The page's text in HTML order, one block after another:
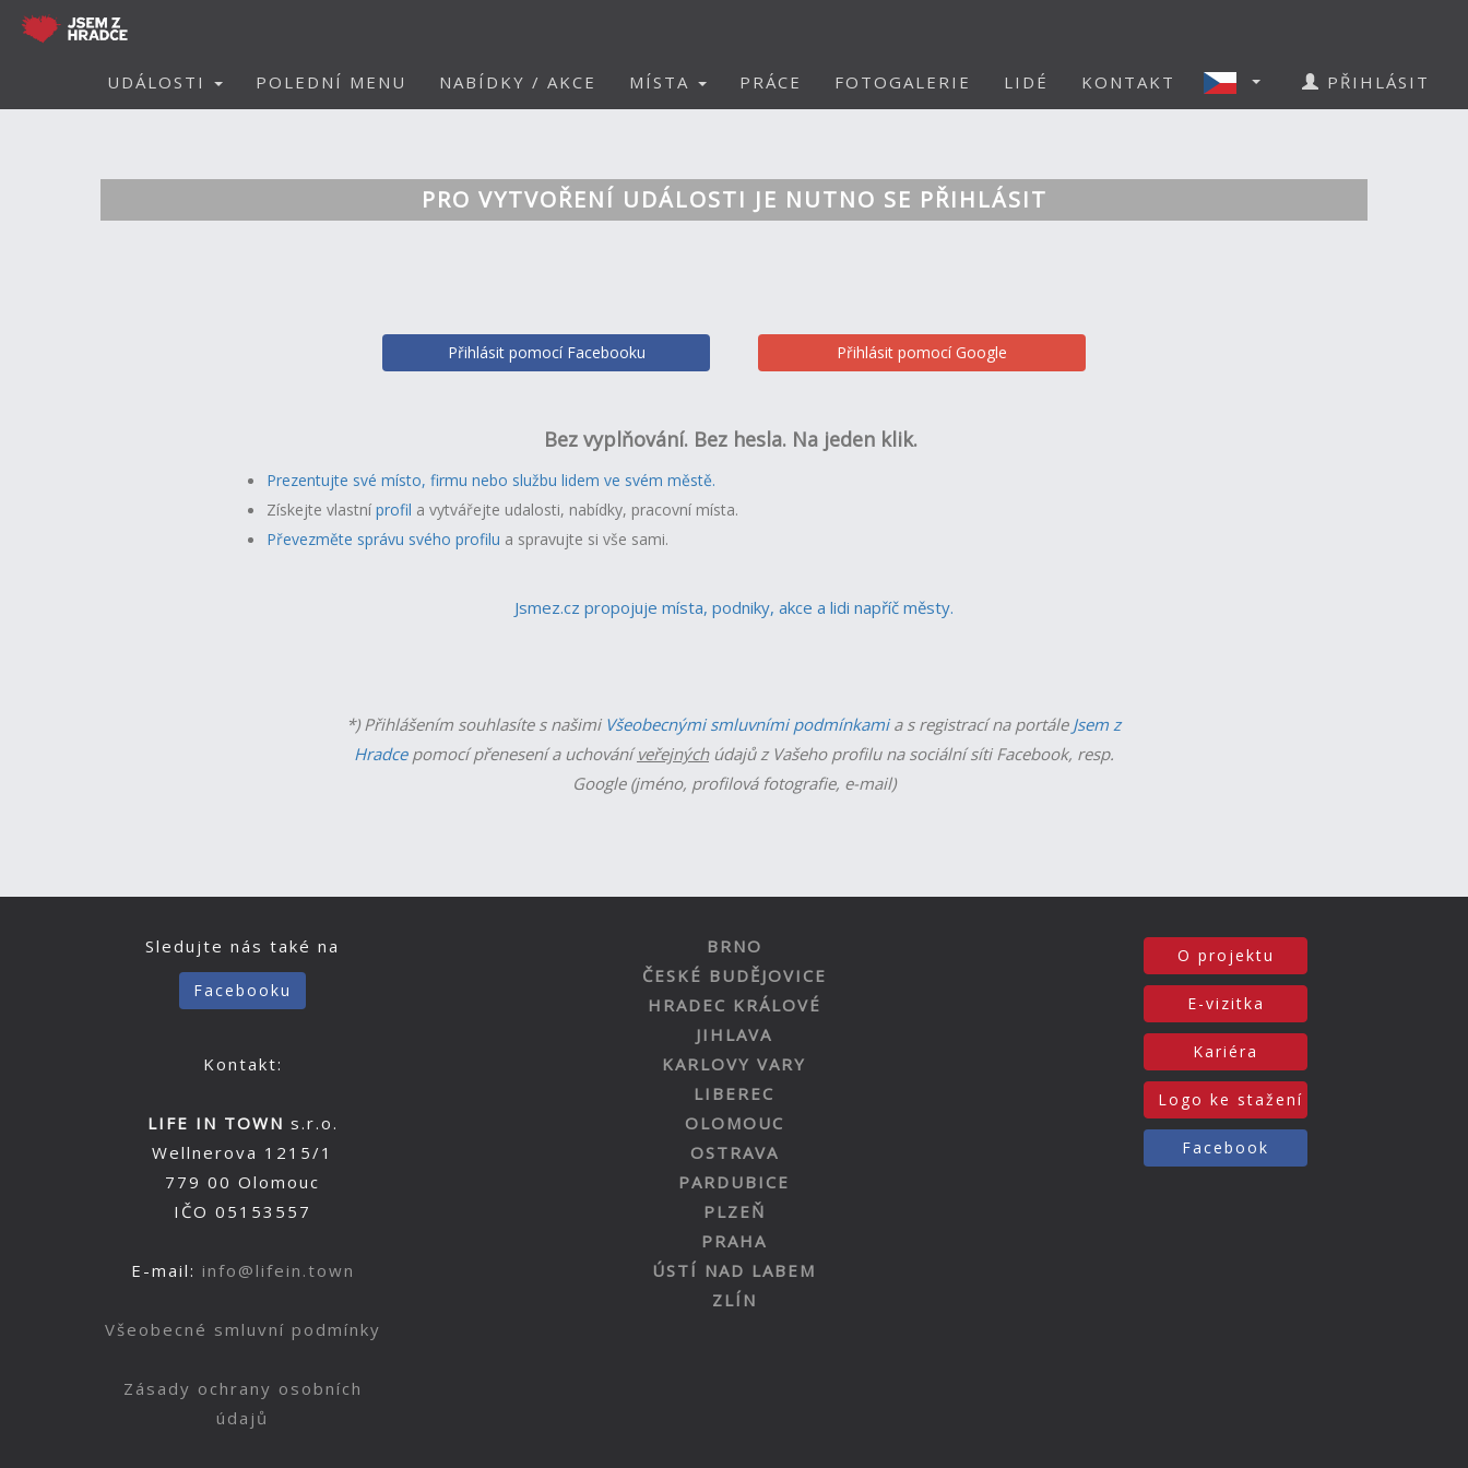
UDÁLOSTI POLEDNÍ MENU NABÍDKY / AKCE MÍSTA PRÁCE FOTOGALERIE LIDÉ KONTAKT PŘIHLÁSIT
PRO VYTVOŘENÍ UDÁLOSTI JE NUTNO SE PŘIHLÁSIT
Přihlásit pomocí Facebooku Přihlásit pomocí Google
Bez vyplňování. Bez hesla. Na jeden klik.
Prezentujte své místo, firmu nebo službu lidem ve svém městě.
Získejte vlastní profil a vytvářejte udalosti, nabídky, pracovní místa.
Převezměte správu svého profilu a spravujte si vše sami.
Jsmez.cz propojuje místa, podniky, akce a lidi napříč městy.
*) Přihlášením souhlasíte s našimi Všeobecnými smluvními podmínkamia s registrací na portále Jsem z
Hradcepomocí přenesení a uchováníveřejnýchúdajů z Vašeho profilu na sociální síti Facebook, resp.
Google (jméno, profilová fotografie, e-mail)
Sledujte nás také na
Facebooku
Kontakt:
LIFE IN TOWN s.r.o.
Wellnerova 1215/1
779 00 Olomouc
IČO 05153557
E-mail: info@lifein.town
Všeobecné smluvní podmínky
Zásady ochrany osobních
údajů
BRNO
ČESKÉ BUDĚJOVICE
HRADEC KRÁLOVÉ
JIHLAVA
KARLOVY VARY
LIBEREC
OLOMOUC
OSTRAVA
PARDUBICE
PLZEŇ
PRAHA
ÚSTÍ NAD LABEM
ZLÍN
O projektu
E-vizitka
Kariéra
Logo ke stažení
Facebook